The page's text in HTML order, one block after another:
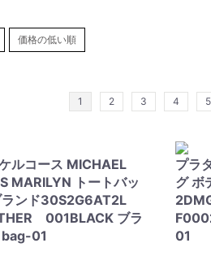
価格の低い順
1 2 3 4 5
ルコース MICHAEL
MARILYN トートバッ
ランド30S2G6AT2L
001BLACK ブラ
bag-01
プラ
グ ボ
01